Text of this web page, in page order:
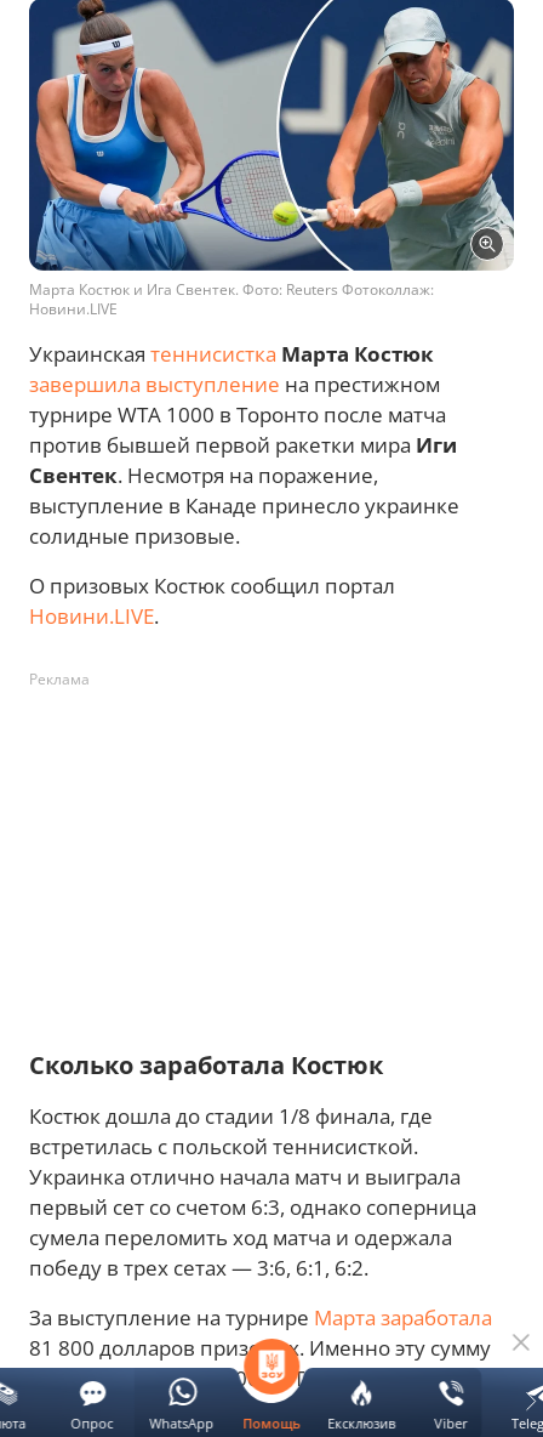
Марта Костюк и Ига Свентек. Фото: Reuters Фотоколлаж:
Новини.LIVE
Украинская теннисистка Марта Костюк
завершила выступление на престижном
турнире WTA 1000 в Торонто после матча
против бывшей первой ракетки мира Иги
Свентек. Несмотря на поражение,
выступление в Канаде принесло украинке
солидные призовые.
О призовых Костюк сообщил портал
Новини.LIVE.
Реклама
Сколько заработала Костюк
Костюк дошла до стадии 1/8 финала, где
встретилась с польской теннисисткой.
Украинка отлично начала матч и выиграла
первый сет со счетом 6:3, однако соперница
сумела переломить ход матча и одержала
победу в трех сетах — 3:6, 6:1, 6:2.
За выступление на турнире Марта заработала
81 800 долларов призовых. Именно эту сумму
организаторы WTA 1000 в Торонто
выплачивают теннисисткам
, завершившим
Помощь Ексклюзив Viber
Опрос WhatsApp